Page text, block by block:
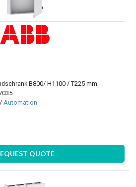
B800/ H1100 / T225 mm
/ Automation
QUOTE